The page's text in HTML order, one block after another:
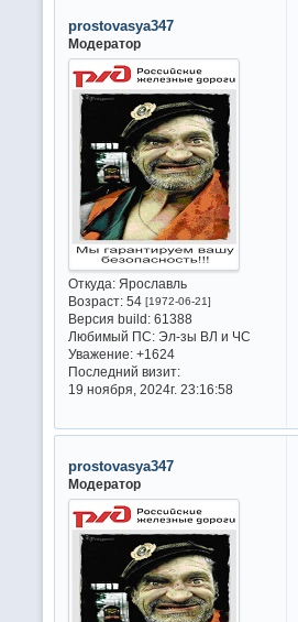
prostovasya347
Модератор
Откуда:Ярославль
Возраст:54 [1972-06-21]
Версия build:61388
Любимый ПС:Эл-зы ВЛ и ЧС
Уважение: +1624
Последний визит:
19 ноября, 2024г. 23:16:58
prostovasya347
Модератор